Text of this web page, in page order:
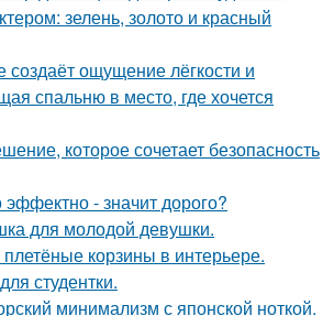
зелень, золото и красный
создаёт ощущение лёгкости и
спальню в место, где хочется
которое сочетает безопасность
эффектно - значит дорого?
для молодой девушки.
корзины в интерьере.
студентки.
минимализм с японской ноткой.